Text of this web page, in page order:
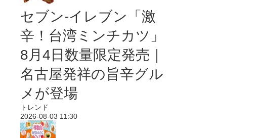
セブン-イレブン「激
辛！台湾ミンチカツ」
8月4日数量限定発売｜
名古屋発祥の旨辛グル
メが登場
トレンド
2026-08-03 11:30